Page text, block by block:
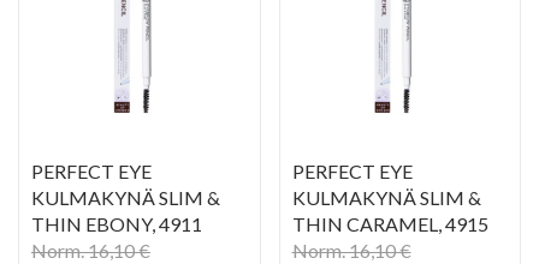
PERFECT EYE
KULMAKYNÄ SLIM &
THIN EBONY, 4911
Norm. 16,10 €
PERFECT EYE
KULMAKYNÄ SLIM &
THIN CARAMEL, 4915
Norm. 16,10 €